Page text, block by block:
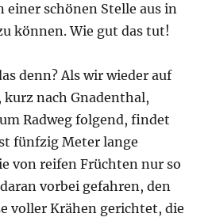
einer schönen Stelle aus in
können. Wie gut das tut!
denn? Als wir wieder auf
kurz nach Gnadenthal,
Radweg folgend, findet
fünfzig Meter lange
von reifen Früchten nur so
vorbei gefahren, den
voller Krähen gerichtet, die